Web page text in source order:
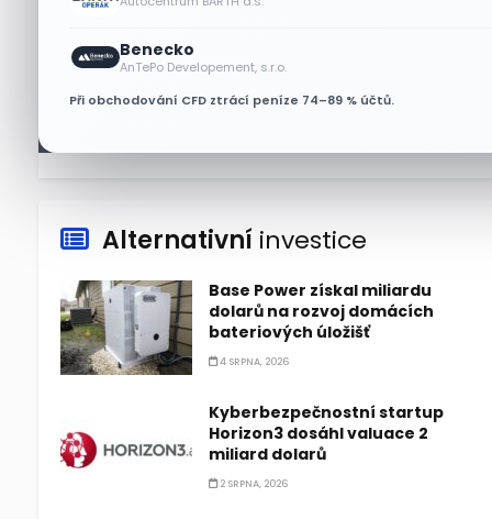
Benecko
AnTePo Developement, s.r.o.
Při obchodování CFD ztrácí peníze 74–89 % účtů.
Hynix se propadl téměř o 10 %
6 SRPNA, 2026
Alternativní investice
Base Power získal miliardu
dolarů na rozvoj domácích
bateriových úložišť
4 SRPNA, 2026
Kyberbezpečnostní startup
Horizon3 dosáhl valuace 2
miliard dolarů
2 SRPNA, 2026